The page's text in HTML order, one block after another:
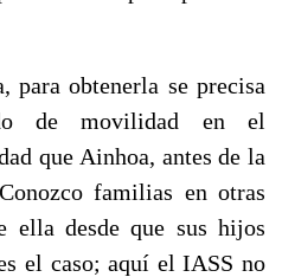
para obtenerla se precisa
de movilidad en el
que Ainhoa, antes de la
familias en otras
ella desde que sus hijos
el caso; aquí el IASS no